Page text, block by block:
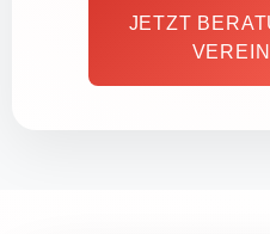
JETZT